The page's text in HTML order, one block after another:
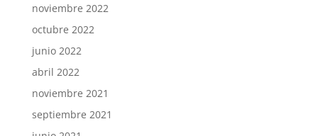
noviembre 2022
octubre 2022
junio 2022
abril 2022
noviembre 2021
septiembre 2021